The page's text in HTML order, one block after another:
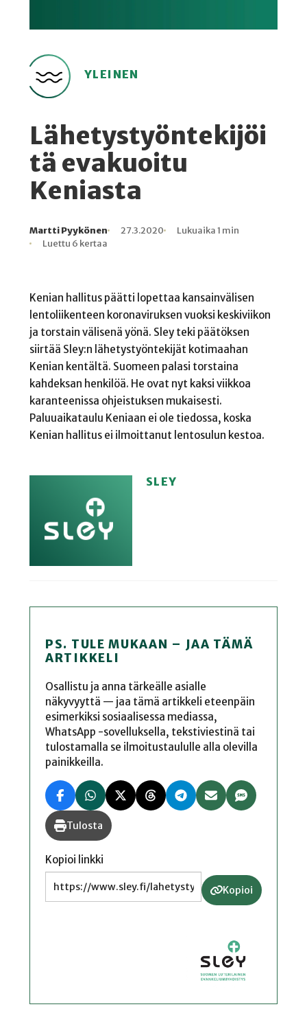
YLEINEN
Lähetystyöntekijöi
tä evakuoitu
Keniasta
Kirjoittaja
Martti Pyykönen
Julkaistu
27.3.2020
Lukuaika
Lukuaika 1 min
Lukukertoja
Luettu 6 kertaa
Kenian hallitus päätti lopettaa kansainvälisen
lentoliikenteen koronaviruksen vuoksi keskiviikon
ja torstain välisenä yönä. Sley teki päätöksen
siirtää Sley:n lähetystyöntekijät kotimaahan
Kenian kentältä. Suomeen palasi torstaina
kahdeksan henkilöä. He ovat nyt kaksi viikkoa
karanteenissa ohjeistuksen mukaisesti.
Paluuaikataulu Keniaan ei ole tiedossa, koska
Kenian hallitus ei ilmoittanut lentosulun kestoa.
SLEY
PS. TULE MUKAAN – JAA TÄMÄ
ARTIKKELI
Osallistu ja anna tärkeälle asialle
näkyvyyttä — jaa tämä artikkeli eteenpäin
esimerkiksi sosiaalisessa mediassa,
WhatsApp -sovelluksella, tekstiviestinä tai
tulostamalla se ilmoitustaululle alla olevilla
painikkeilla.
Tulosta
Kopioi linkki
Kopioi